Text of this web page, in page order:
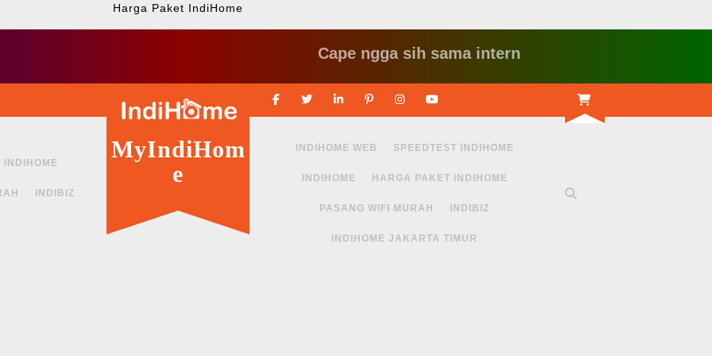
Harga Paket IndiHome
Cape ngga sih sama internet yang lambat gitu gitu aja
FacebookTwitter LinkedinPinterestInstagram
INDIHOME
INDIBIZ
MyIndiHom
e
INDIHOME WEB SPEEDTEST INDIHOME
INDIHOME HARGA PAKET INDIHOME
PASANG WIFI MURAH INDIBIZ
INDIHOME JAKARTA TIMUR